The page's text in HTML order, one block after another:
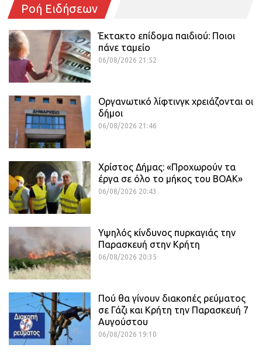
Ροή Ειδήσεων
Έκτακτο επίδομα παιδιού: Ποιοι
πάνε ταμείο
06/08/2026 21:52
Οργανωτικό λίφτινγκ χρειάζονται οι
δήμοι
06/08/2026 21:46
Χρίστος Δήμας: «Προχωρούν τα
έργα σε όλο το μήκος του ΒΟΑΚ»
06/08/2026 20:43
Υψηλός κίνδυνος πυρκαγιάς την
Παρασκευή στην Κρήτη
06/08/2026 20:35
Πού θα γίνουν διακοπές ρεύματος
σε Γάζι και Κρήτη την Παρασκευή 7
Αυγούστου
06/08/2026 19:10